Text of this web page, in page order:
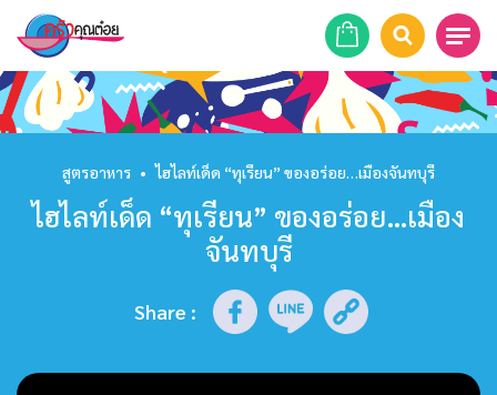
หน้าแรก
สูตรอาหาร
ร้านอาหาร
เคล็ดลับก้นครัว
บทความ
สูตรอาหาร • ไฮไลท์เด็ด “ทุเรียน” ของอร่อย…เมืองจันทบุรี
ไฮไลท์เด็ด “ทุเรียน” ของอร่อย…เมือง
จันทบุรี
Share :